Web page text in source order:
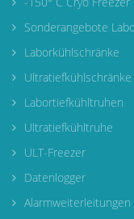
Sonderangebote
Laborkühlschränke
Ultratiefkühlschränke
Labortiefkühltruhen
Ultratiefkühltruhe
ULT-Freezer
Datenlogger
Alarmweiterleitungen